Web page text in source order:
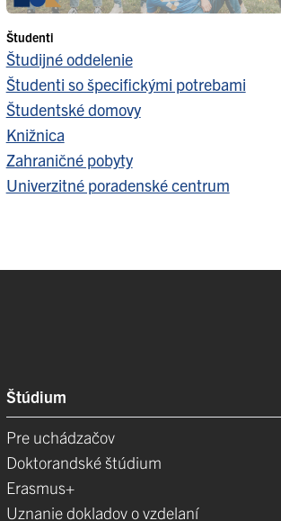
Študenti
Študijné oddelenie
Študenti so špecifickými potrebami
Študentské domovy
Knižnica
Zahraničné pobyty
Univerzitné poradenské centrum
Štúdium
Pre uchádzačov
Doktorandské štúdium
Erasmus+
Uznanie dokladov o vzdelaní